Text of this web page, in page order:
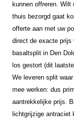
kunnen offreren.
thuis bezorgd gaat
offerte aan met uw
direct de exacte prijs
basaltsplit in Den
los gestort (dit
We leveren split
mee werken: dus
aantrekkelijke prijs.
lichtgrijzige antraciet